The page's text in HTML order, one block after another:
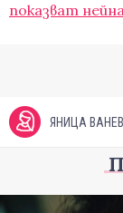
показват
ЯНИЦА